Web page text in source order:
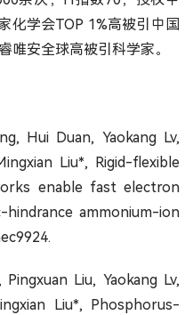
化学会TOP 1%高被引中国
唯安全球高被引科学家。
Hui Duan, Yaokang Lv,
Liu*, Rigid-flexible
enable fast electron
ammonium-ion
Liu, Yaokang Lv,
Liu*, Phosphorus-